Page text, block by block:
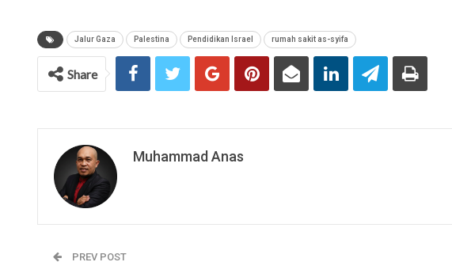
Jalur Gaza Palestina Pendidikan Israel rumah sakit as-syifa
Share
Muhammad Anas
PREV POST